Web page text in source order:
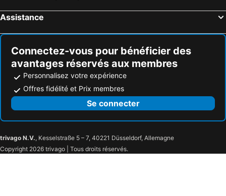
Hôtels Perivolos
Hôtels Apollonia
Hôtels Pefki
Assistance
Connectez-vous pour bénéficier des
avantages réservés aux membres
Personnalisez votre expérience
Offres fidélité et Prix membres
Se connecter
trivago N.V., Kesselstraße 5 – 7, 40221 Düsseldorf, Allemagne
Copyright 2026 trivago | Tous droits réservés.